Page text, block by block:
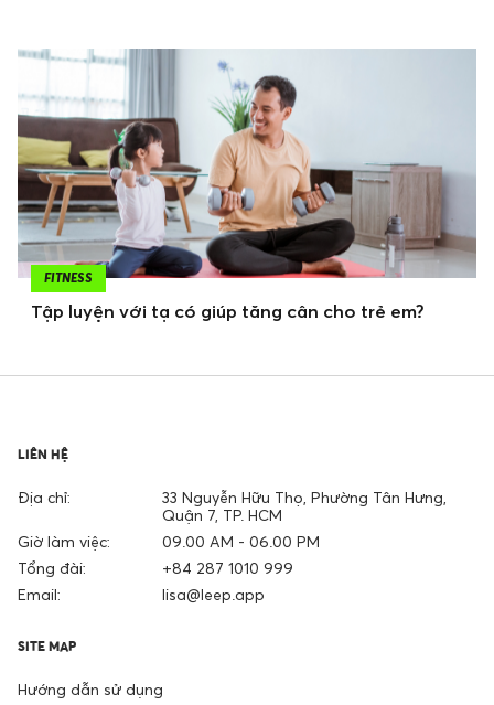
FITNESS
Tập luyện với tạ có giúp tăng cân cho trẻ em?
LIÊN HỆ
Địa chỉ:
33 Nguyễn Hữu Thọ, Phường Tân Hưng,
Quận 7, TP. HCM
Giờ làm việc:
09.00 AM - 06.00 PM
Tổng đài:
+84 287 1010 999
Email:
lisa@leep.app
SITE MAP
Hướng dẫn sử dụng